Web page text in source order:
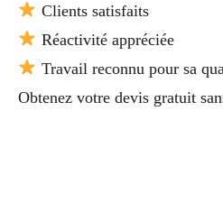
Clients satisfaits
Réactivité appréciée
Travail reconnu pour sa
Obtenez votre devis gratuit